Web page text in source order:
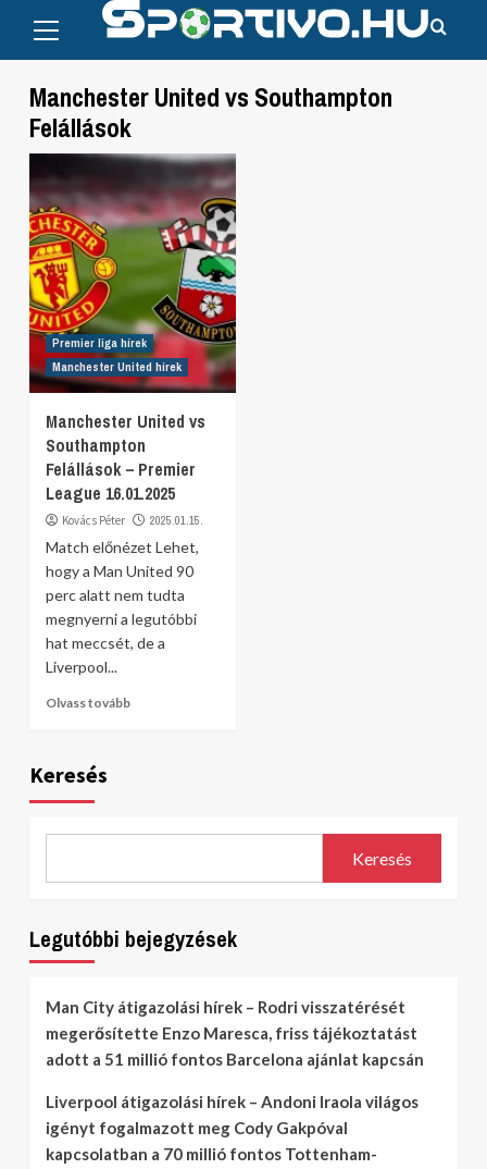
content
Menu
Manchester United vs Southampton
Felállások
Premier liga hírek
Manchester United hírek
Manchester United vs
Southampton
Felállások – Premier
League 16.01.2025
Kovács Péter 2025.01.15.
Match előnézet Lehet,
hogy a Man United 90
perc alatt nem tudta
megnyerni a legutóbbi
hat meccsét, de a
Liverpool...
Olvass tovább
Keresés
Keresés
Legutóbbi bejegyzések
Man City átigazolási hírek – Rodri visszatérését
megerősítette Enzo Maresca, friss tájékoztatást
adott a 51 millió fontos Barcelona ajánlat kapcsán
Liverpool átigazolási hírek – Andoni Iraola világos
igényt fogalmazott meg Cody Gakpóval
kapcsolatban a 70 millió fontos Tottenham-